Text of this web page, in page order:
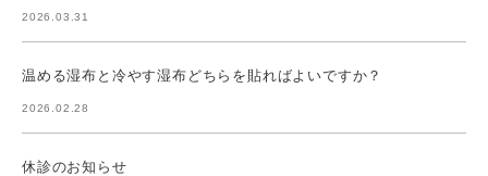
2026.03.31
温める湿布と冷やす湿布どちらを貼ればよいですか？
2026.02.28
休診のお知らせ